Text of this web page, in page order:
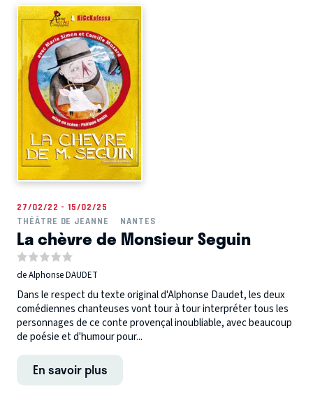
27/02/22 - 15/02/25
THÉÂTRE DE JEANNE
NANTES
La chèvre de Monsieur Seguin
de Alphonse DAUDET
Dans le respect du texte original d'Alphonse Daudet, les deux
comédiennes chanteuses vont tour à tour interpréter tous les
personnages de ce conte provençal inoubliable, avec beaucoup
de poésie et d'humour pour...
En savoir plus